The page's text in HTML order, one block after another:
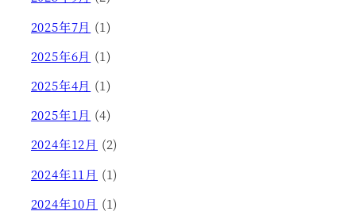
2025年7月 (1)
2025年6月 (1)
2025年4月 (1)
2025年1月 (4)
2024年12月 (2)
2024年11月 (1)
2024年10月 (1)